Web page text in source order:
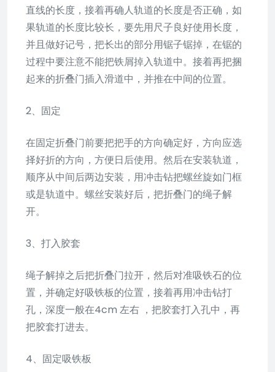
直线的长度，接着再确人轨道的长度是否正确，如
果轨道的长度比较长，要先用尺子良好使用长度，
并且做好记号，把长出的部分用锯子锯掉，在锯的
过程中要注意不能把铁屑掉入轨道中。接着再把捆
起来的折叠门插入滑道中，并推在中间的位置。
2、固定
在固定折叠门前要把把手的方向确定好，方向应选
择好折的方向，方便日后使用。然后在安装轨道，
顺序从中间后两边安装，用冲击钻把螺丝旋如门框
或是轨道中。螺丝安装好后，把折叠门的绳子解
开。
3、打入胶套
绳子解掉之后把折叠门拉开，然后对准吸铁石的位
置，并确定好吸铁板的位置，接着再用冲击钻打
孔，深度一般在4cm 左右 ，把胶套打入孔中，再
把胶套打进去。
4、固定吸铁板